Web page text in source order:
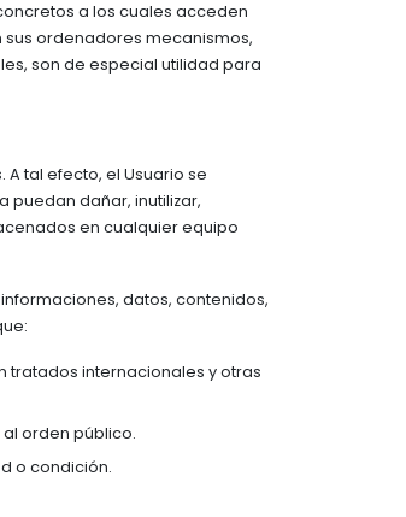
a los cuales acceden
ordenadores mecanismos,
son de especial utilidad para
tal efecto, el Usuario se
puedan dañar, inutilizar,
en cualquier equipo
datos, contenidos,
tratados internacionales y otras
orden público.
o condición.